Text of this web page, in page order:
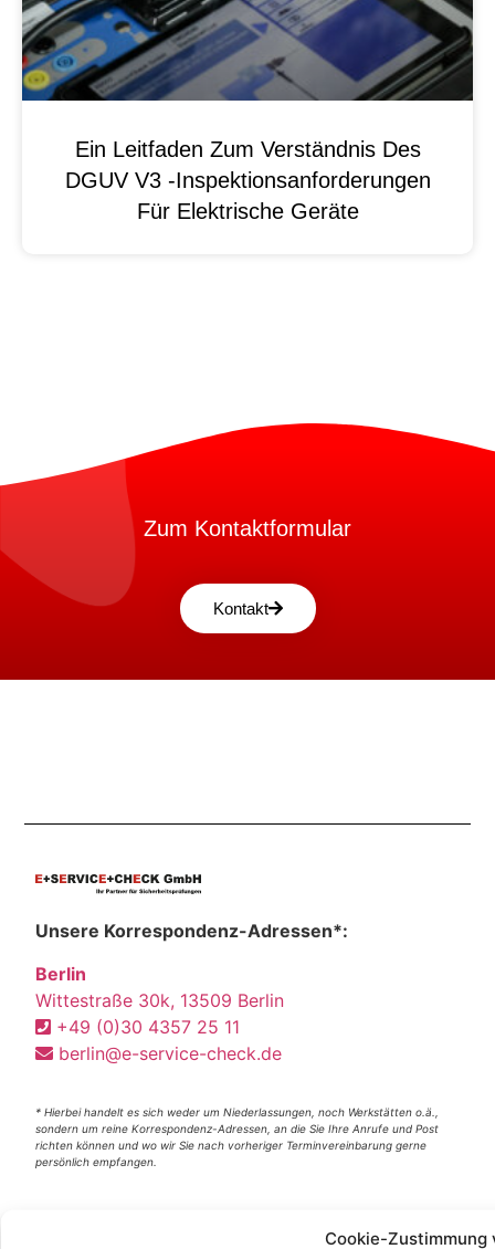
Cookie-Zustimmung
Ein Leitfaden Zum Verständnis Des
DGUV V3 -Inspektionsanforderungen
Für Elektrische Geräte
Zum Kontaktformular
Kontakt
Unsere Korrespondenz-Adressen*:
Berlin
Wittestraße 30k, 13509 Berlin
+49 (0)30 4357 25 11
berlin@e-service-check.de
* Hierbei handelt es sich weder um Niederlassungen, noch Werkstätten o.ä.,
sondern um reine Korrespondenz-Adressen, an die Sie Ihre Anrufe und Post
richten können und wo wir Sie nach vorheriger Terminvereinbarung gerne
persönlich empfangen.